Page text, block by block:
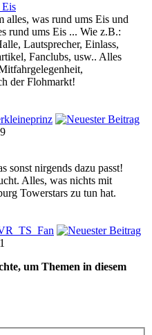
Eis
alles, was rund ums Eis und
rund ums Eis ... Wie z.B.:
Lautsprecher, Einlass,
Fanclubs, usw.. Alles
der Flohmarkt!
sonst nirgends dazu passt!
Alles, was nichts mit
Towerstars zu tun hat.
um Themen in diesem